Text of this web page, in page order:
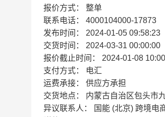
报价方式：
整单
联系电话：
4000104000-17873
发布时间：
2024-01-05 09:58:23
交货时间：
2024-03-31 00:00:00
报价截止时间：
2024-01-08
支付方式：
电汇
运费承接：
供应方承担
交货地点：
内蒙古自治区包头市
异议联系人：
国能 (北京) 跨境电